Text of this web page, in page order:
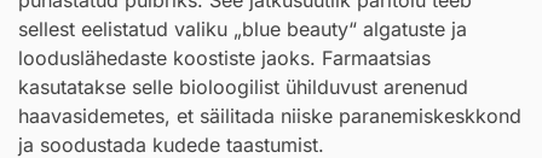
sellest eelistatud valiku „blue beauty“ algatuste ja
looduslähedaste koostiste jaoks. Farmaatsias
kasutatakse selle bioloogilist ühilduvust arenenud
haavasidemetes, et säilitada niiske paranemiskeskkond
ja soodustada kudede taastumist.